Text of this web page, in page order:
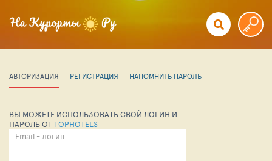
АВТОРИЗАЦИЯ РЕГИСТРАЦИЯ НАПОМНИТЬ ПАРОЛЬ
ВЫ МОЖЕТЕ ИСПОЛЬЗОВАТЬ СВОЙ ЛОГИН И
ПАРОЛЬ ОТTOPHOTELS
Email - логин